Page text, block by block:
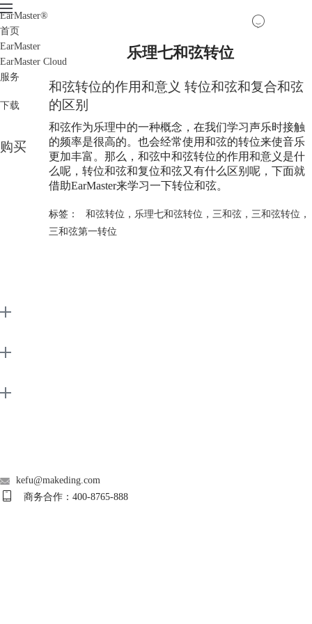
EarMaster®
首页
EarMaster
EarMaster Cloud
服务
下载
购买
乐理七和弦转位
和弦转位的作用和意义 转位和弦和复合和弦
的区别
和弦作为乐理中的一种概念，在我们学习声乐时接触
的频率是很高的。也会经常使用和弦的转位来使音乐
更加丰富。那么，和弦中和弦转位的作用和意义是什
么呢，转位和弦和复位和弦又有什么区别呢，下面就
借助EarMaster来学习一下转位和弦。
标签： 和弦转位 ， 乐理七和弦转位 ， 三和弦， 三和弦转位 ，
三和弦第一转位
kefu@makeding.com
商务合作：400-8765-888